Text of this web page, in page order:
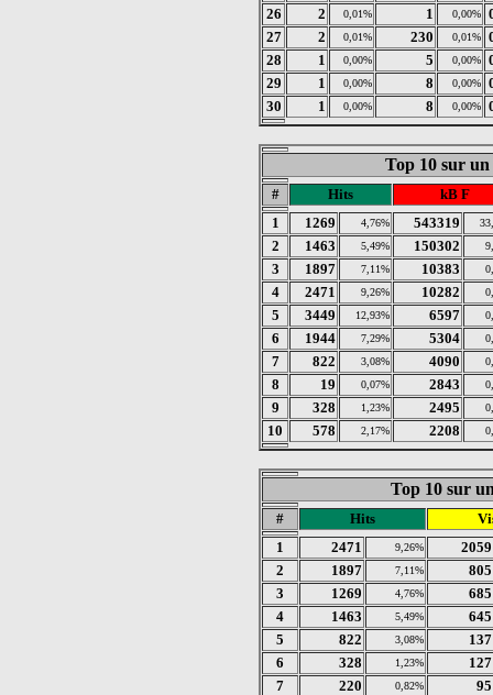
26
2 0,01% 1 0,00%
27
2 0,01% 230 0,01%
28
1 0,00% 5 0,00%
29
1 0,00% 8 0,00%
30
1 0,00% 8 0,00%
Top 10 sur
# Hits
kB F
1
1269 4,76% 543319
2 1463 5,49% 150302
3 1897 7,11% 10383
4 2471 9,26% 10282
5 3449 12,93% 6597
6 1944 7,29% 5304
7 822 3,08% 4090
8 19 0,07% 2843
9 328 1,23% 2495
10 578 2,17% 2208
Top 10 sur
# Hits
1
2471 9,26%
2059
2
1897 7,11%
805
3
1269 4,76%
685
4
1463 5,49%
645
5
822 3,08%
137
6
328 1,23%
127
7
220 0,82%
95